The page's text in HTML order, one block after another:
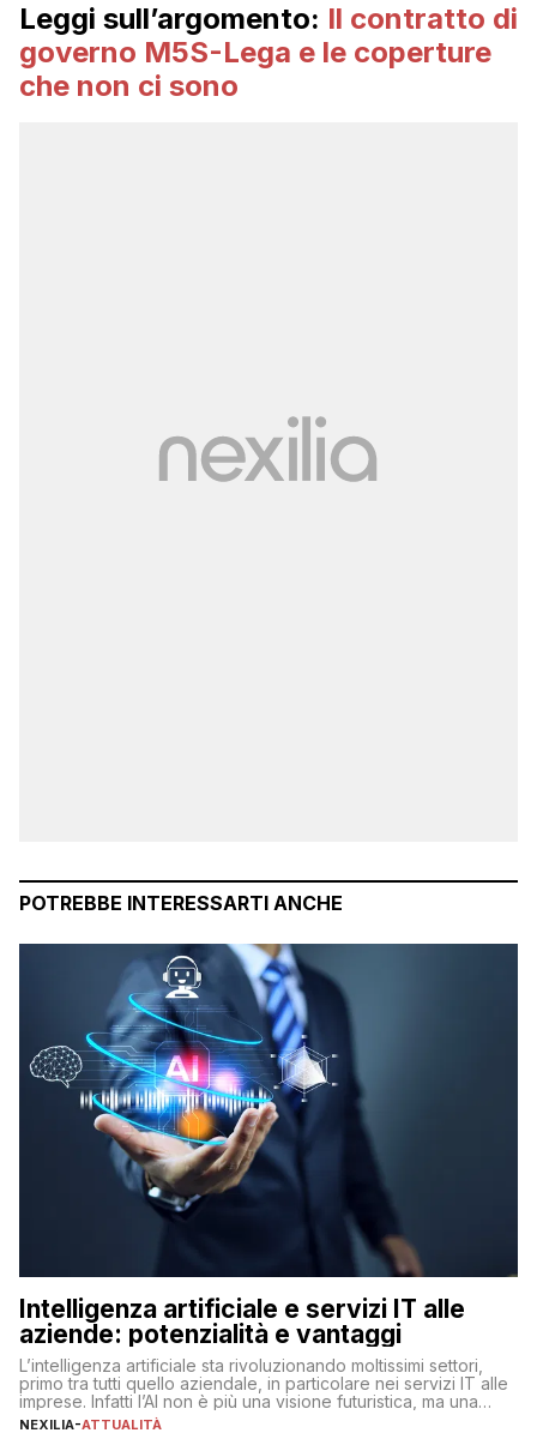
Leggi sull’argomento: Il contratto di
governo M5S-Lega e le coperture
che non ci sono
POTREBBE INTERESSARTI ANCHE
Intelligenza artificiale e servizi IT alle
aziende: potenzialità e vantaggi
L’intelligenza artificiale sta rivoluzionando moltissimi settori,
primo tra tutti quello aziendale, in particolare nei servizi IT alle
imprese. Infatti l’AI non è più una visione futuristica, ma una
realtà operativa che sta portando a un cambio significativo in
NEXILIA-ATTUALITÀ